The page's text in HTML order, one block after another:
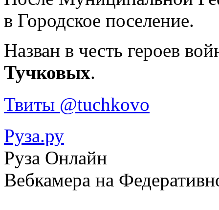
в Городское поселение.
Назван в честь героев
Тучковых.
Твиты @tuchkovo
Руза.ру
Руза Онлайн
Вебкамера на